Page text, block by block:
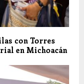
con Torres
en Michoacán